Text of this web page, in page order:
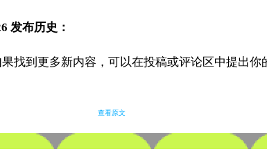
发布历史：
找到更多新内容，可以在投稿或评论区中提出你
查看原文